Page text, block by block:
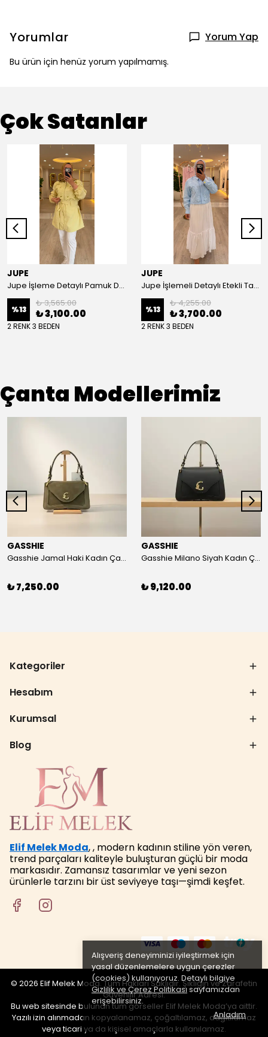
Alışveriş deneyiminizi iyileştirmek için
yasal düzenlemelere uygun çerezler
(cookies) kullanıyoruz. Detaylı bilgiye
Gizlilik ve Çerez Politikasısayfamızdan
erişebilirsiniz.
Anladım
Yorumlar Yorum Yap
Bu ürün için henüz yorum yapılmamış.
Çok Satanlar
JUPE
Jupe İşleme Detaylı Pamuk Dokulu Kuşaklı Kap 9305
%13
₺ 3,565.00
₺ 3,100.00
2 RENK 3 BEDEN
JUPE
Jupe İşlemeli Detaylı Etekli Takım 8663
%13
₺ 4,255.00
₺ 3,700.00
2 RENK 3 BEDEN
Çanta Modellerimiz
GASSHIE
Gasshie Jamal Haki Kadın Çanta 8644
₺ 7,250.00
GASSHIE
Gasshie Milano Siyah Kadın Çanta 8654
₺ 9,120.00
Kategoriler
Hesabım
Kurumsal
Blog
Elif Melek Moda, , modern kadının stiline yön veren,
trend parçaları kaliteyle buluşturan güçlü bir moda
markasıdır. Zamansız tasarımlar ve yeni sezon
ürünlerle tarzını bir üst seviyeye taşı—şimdi keşfet.
© 2026 Elif Melek Moda. Tüm Hakları Saklıdır. Şıklığın ve Zarafetin
Güvenilir Adresi.
Bu web sitesinde bulunan tüm görseller Elif Melek Moda’ya aittir.
Yazılı izin alınmadan kopyalanamaz, çoğaltılamaz, dağıtılamaz
veya ticari ya da kişisel amaçlarla kullanılamaz.